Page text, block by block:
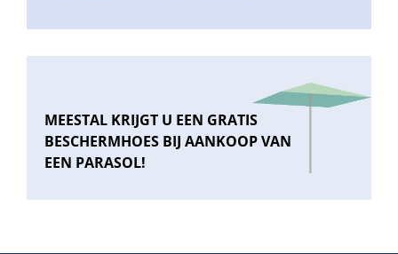
MEESTAL KRIJGT U EEN GRATIS
BESCHERMHOES BIJ AANKOOP VAN
EEN PARASOL!